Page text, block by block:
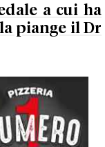
a cui ha
piange il Dr